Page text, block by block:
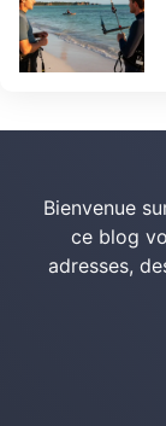
Bienvenue
ce blog
adresses,